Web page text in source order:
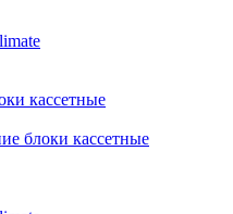
кассетные
блоки кассетные